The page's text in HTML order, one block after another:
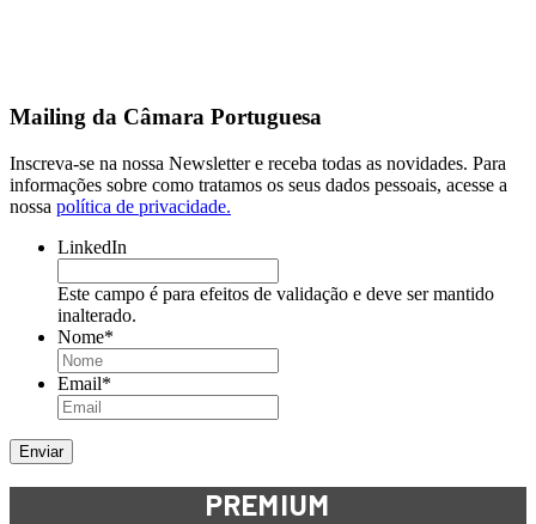
Mailing da Câmara Portuguesa
Inscreva-se na nossa Newsletter e receba todas as novidades. Para
informações sobre como tratamos os seus dados pessoais, acesse a
nossa política de privacidade.
LinkedIn
Este campo é para efeitos de validação e deve ser mantido
inalterado.
Nome*
Email*
PREMIUM